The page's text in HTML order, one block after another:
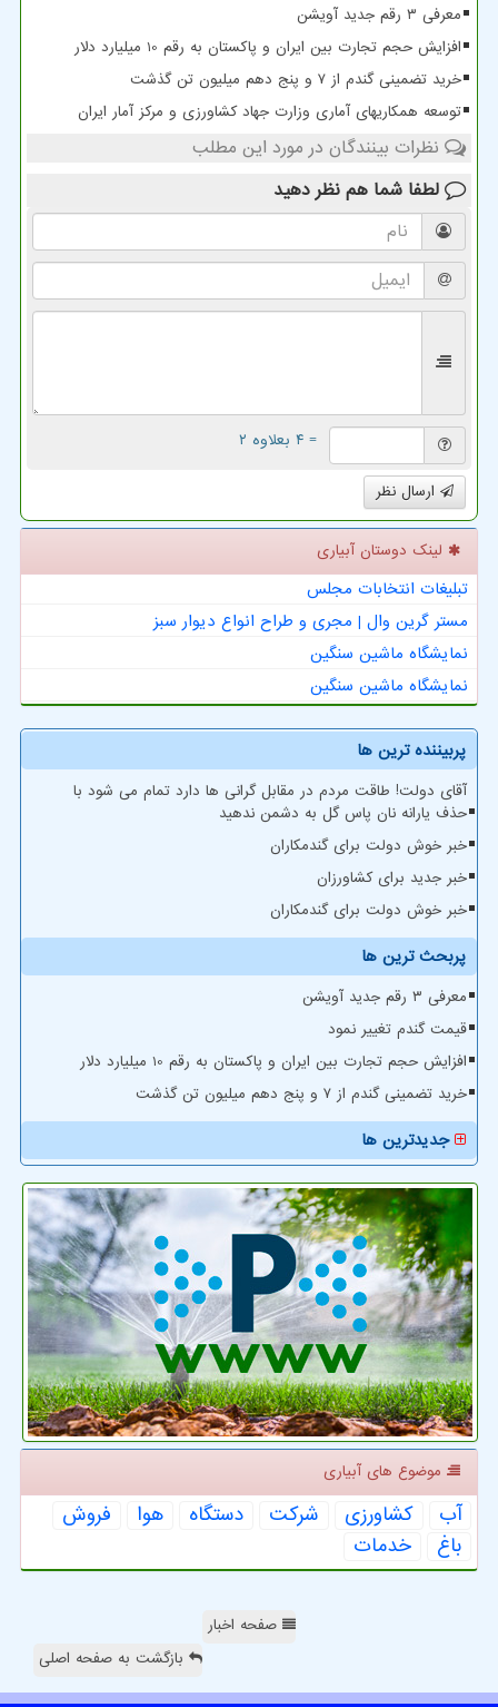
معرفی ۳ رقم جدید آویشن
افزایش حجم تجارت بین ایران و پاکستان به رقم 10 میلیارد دلار
خرید تضمینی گندم از ۷ و پنج دهم میلیون تن گذشت
توسعه همکاریهای آماری وزارت جهاد کشاورزی و مرکز آمار ایران
نظرات بینندگان در مورد این مطلب
لطفا شما هم نظر دهید
= ۴ بعلاوه ۲
ارسال نظر
لینک دوستان آبیاری
تبلیغات انتخابات مجلس
مستر گرین وال | مجری و طراح انواع دیوار سبز
نمایشگاه ماشین سنگین
نمایشگاه ماشین سنگین
پربیننده ترین ها
آقای دولت! طاقت مردم در مقابل گرانی ها دارد تمام می شود با
حذف یارانه نان پاس گل به دشمن ندهید
خبر خوش دولت برای گندمکاران
خبر جدید برای کشاورزان
خبر خوش دولت برای گندمکاران
پربحث ترین ها
معرفی ۳ رقم جدید آویشن
قیمت گندم تغییر نمود
افزایش حجم تجارت بین ایران و پاکستان به رقم 10 میلیارد دلار
خرید تضمینی گندم از ۷ و پنج دهم میلیون تن گذشت
جدیدترین ها
موضوع های آبیاری
آب كشاورزی شركت دستگاه هوا
فروش
باغ
خدمات
صفحه اخبار
بازگشت به صفحه اصلی